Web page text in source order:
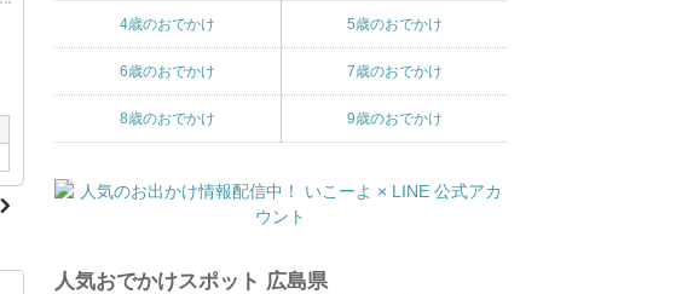
4歳のおでかけ 5歳のおでかけ
6歳のおでかけ 7歳のおでかけ
8歳のおでかけ 9歳のおでかけ
人気おでかけスポット 広島県